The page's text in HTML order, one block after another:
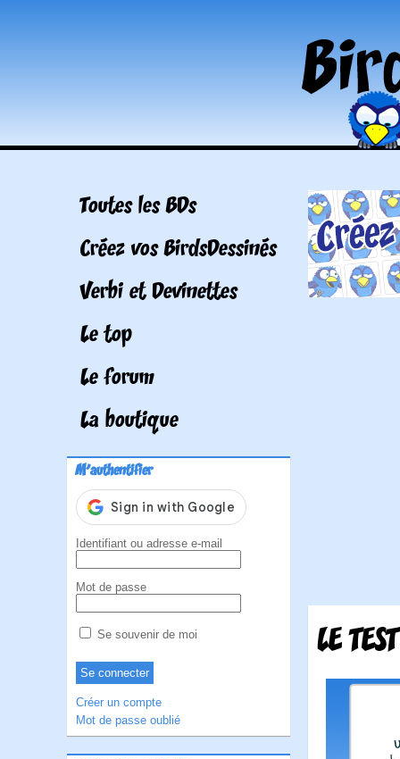
Toutes les BDs
Créez vos BirdsDessinés
Verbi et Devinettes
Le top
Le forum
La boutique
M'authentifier
Identifiant ou adresse e-mail
Mot de passe
Se souvenir de moi
Créer un compte
Mot de passe oublié
LE